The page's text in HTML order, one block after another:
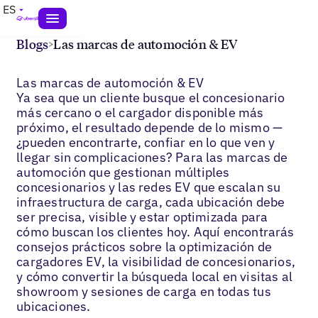
ES
Blogs>Las marcas de automoción & EV
Las marcas de automoción & EV
Ya sea que un cliente busque el concesionario
más cercano o el cargador disponible más
próximo, el resultado depende de lo mismo —
¿pueden encontrarte, confiar en lo que ven y
llegar sin complicaciones? Para las marcas de
automoción que gestionan múltiples
concesionarios y las redes EV que escalan su
infraestructura de carga, cada ubicación debe
ser precisa, visible y estar optimizada para
cómo buscan los clientes hoy. Aquí encontrarás
consejos prácticos sobre la optimización de
cargadores EV, la visibilidad de concesionarios,
y cómo convertir la búsqueda local en visitas al
showroom y sesiones de carga en todas tus
ubicaciones.